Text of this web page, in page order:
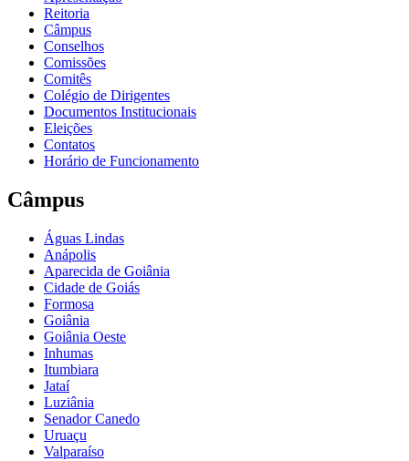
Reitoria
Câmpus
Conselhos
Comissões
Comitês
Colégio de Dirigentes
Documentos Institucionais
Eleições
Contatos
Horário de Funcionamento
Câmpus
Águas Lindas
Anápolis
Aparecida de Goiânia
Cidade de Goiás
Formosa
Goiânia
Goiânia Oeste
Inhumas
Itumbiara
Jataí
Luziânia
Senador Canedo
Uruaçu
Valparaíso